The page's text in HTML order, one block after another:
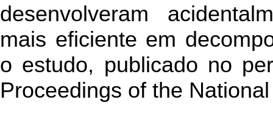
desenvolveram
mais eficiente em
o estudo, publicado no
Proceedings of the